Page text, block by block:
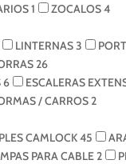
1 ZOCALOS4
LINTERNAS3
26
6 ESCALERAS
/ CARROS2
CAMLOCK45
PARA CABLE2